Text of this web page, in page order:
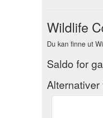
Wildlife
Du kan finne ut
Saldo for